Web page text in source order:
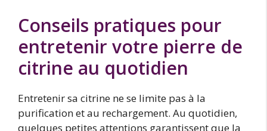
Conseils pratiques pour
entretenir votre pierre de
citrine au quotidien
Entretenir sa citrine ne se limite pas à la
purification et au rechargement. Au quotidien,
quelques petites attentions garantissent que la